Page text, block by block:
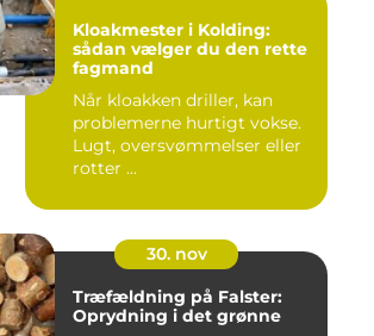
Kloakmester i Kolding:
sådan vælger du den rette
fagmand
Når kloakken driller, kan
problemerne hurtigt vokse.
Lugt, oversvømmelser eller
rotter ...
30. nov
Træfældning på Falster:
Oprydning i det grønne